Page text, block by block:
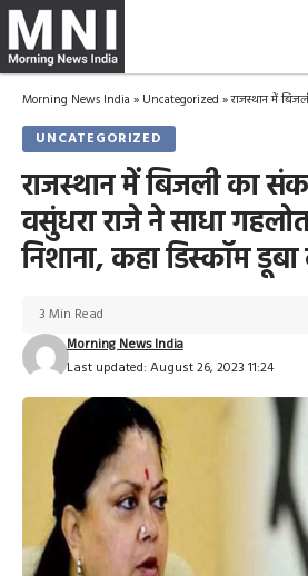
Morning News India » Uncategorized »राजस्थान में बिजली का संकट
UNCATEGORIZED
राजस्थान में बिजली का
वसुंधरा राजे ने साधा
निशाना, कहा डिस्कॉम
Last updated: August 26, 2023 11:24
Morning News India
3 Min Read